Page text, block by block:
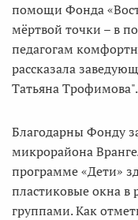
помощи Фонда
мёртвой точки – в
педагогам
рассказала
Татьяна Трофимова".
Благодарны Фонду
микрорайона
программе «Дети»
пластиковые окна в
группами. Как